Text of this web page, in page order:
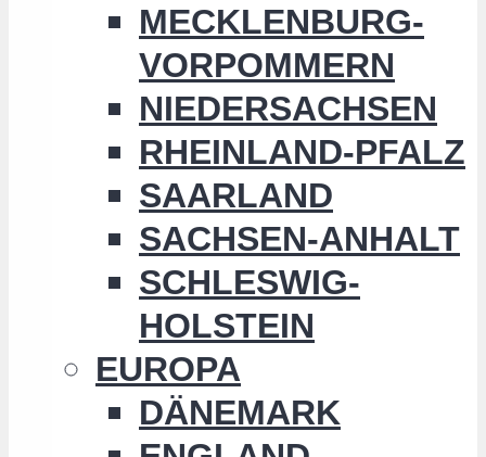
MECKLENBURG-
VORPOMMERN
NIEDERSACHSEN
RHEINLAND-PFALZ
SAARLAND
SACHSEN-ANHALT
SCHLESWIG-
HOLSTEIN
EUROPA
DÄNEMARK